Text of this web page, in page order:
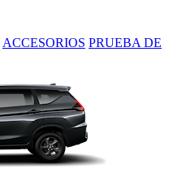
ACCESORIOS PRUEBA DE